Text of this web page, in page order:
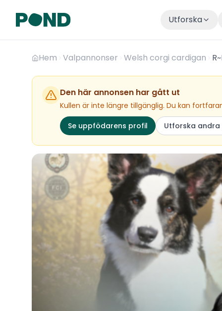
Utforska
Hem Valpannonser Welsh corgi cardigan
Den här annonsen har gått ut
Kullen är inte längre tillgänglig. Du kan
Se uppfödarens profil Utforska andra